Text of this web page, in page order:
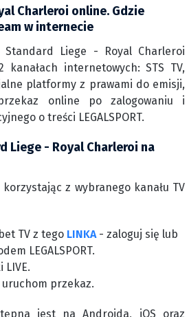
Charleroi online. Gdzie
w internecie
Liege - Royal Charleroi
internetowych: STS TV,
platformy z prawami do emisji,
online po zalogowaniu i
o treści LEGALSPORT.
Liege - Royal Charleroi na
z wybranego kanału TV
TV z tego LINKA- zaloguj się lub
LEGALSPORT.
LIVE.
przekaz.
jest na Androida, iOS oraz